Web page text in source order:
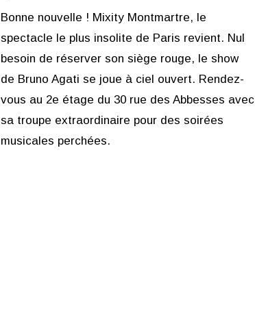
Bonne nouvelle ! Mixity Montmartre, le
spectacle le plus insolite de Paris revient. Nul
besoin de réserver son siège rouge, le show
de Bruno Agati se joue à ciel ouvert. Rendez-
vous au 2e étage du 30 rue des Abbesses avec
sa troupe extraordinaire pour des soirées
musicales perchées.